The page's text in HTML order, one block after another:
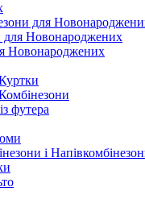
для
для Новонароджених
Новонароджених
футера
і